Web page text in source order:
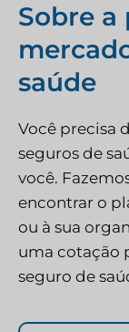
Sobre a
saúde
Você precisa
seguros de
você.
encontrar o
ou à sua
uma cotação
seguro de